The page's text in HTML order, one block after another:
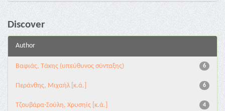
Discover
Author
6
Βαφιάς, Τάκης (υπεύθυνος σύνταξης)
6
Περάνθης, Μιχαήλ [κ.ά.]
4
Tζουβάρα-Σούλη, Χρυσηίς [κ.ά.]